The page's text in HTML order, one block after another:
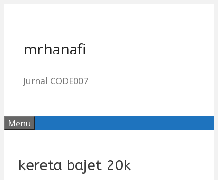
mrhanafi
Jurnal CODE007
Menu
kereta bajet 20k